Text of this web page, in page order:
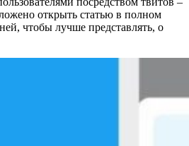
открыть статью в полном
чтобы лучше представлять, о